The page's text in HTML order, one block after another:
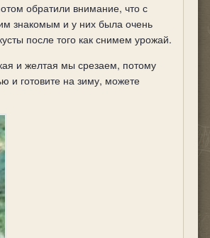
обратили внимание, что с
знакомым и у них была очень
после того как снимем урожай.
и желтая мы срезаем, потому
и готовите на зиму, можете